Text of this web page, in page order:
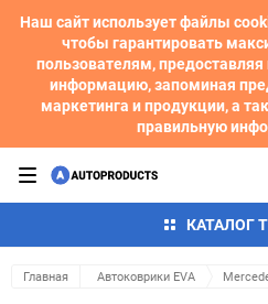
Наш сайт использует файлы
чтобы гарантировать
пользователям,
информацию, запоминая
маркетинга и продукции, а
правильную
КАТАЛОГ
Главная Автоковрики EVA